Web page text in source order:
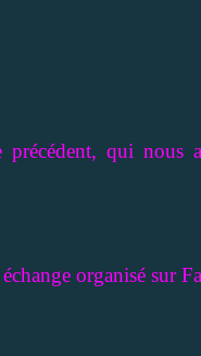
précédent, qui
organisé sur